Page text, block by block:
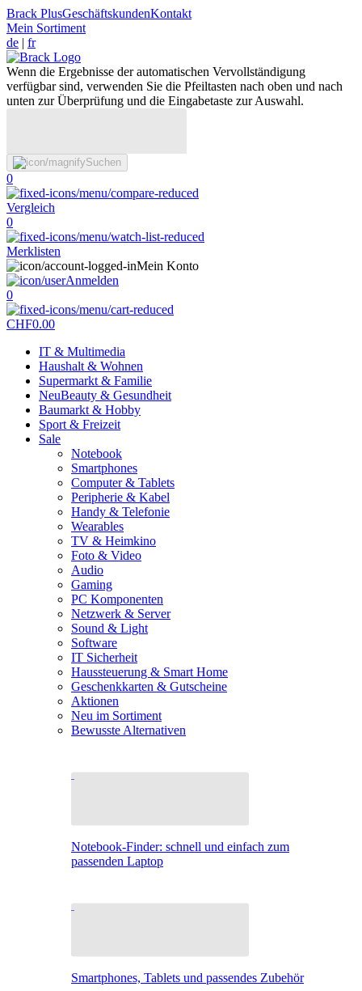
Brack PlusGeschäftskundenKontakt
Mein Sortiment
de | fr
Wenn die Ergebnisse der automatischen Vervollständigung
verfügbar sind, verwenden Sie die Pfeiltasten nach oben und nach
unten zur Überprüfung und die Eingabetaste zur Auswahl.
Suchen
0
Vergleich
0
Merklisten
Mein Konto
Anmelden
0
CHF0.00
IT & Multimedia
Haushalt & Wohnen
Supermarkt & Familie
NeuBeauty & Gesundheit
Baumarkt & Hobby
Sport & Freizeit
Sale
Notebook
Smartphones
Computer & Tablets
Peripherie & Kabel
Handy & Telefonie
Wearables
TV & Heimkino
Foto & Video
Audio
Gaming
PC Komponenten
Netzwerk & Server
Sound & Light
Software
IT Sicherheit
Haussteuerung & Smart Home
Geschenkkarten & Gutscheine
Aktionen
Neu im Sortiment
Bewusste Alternativen
Notebook-Finder: schnell und einfach zum
passenden Laptop
Smartphones, Tablets und passendes Zubehör